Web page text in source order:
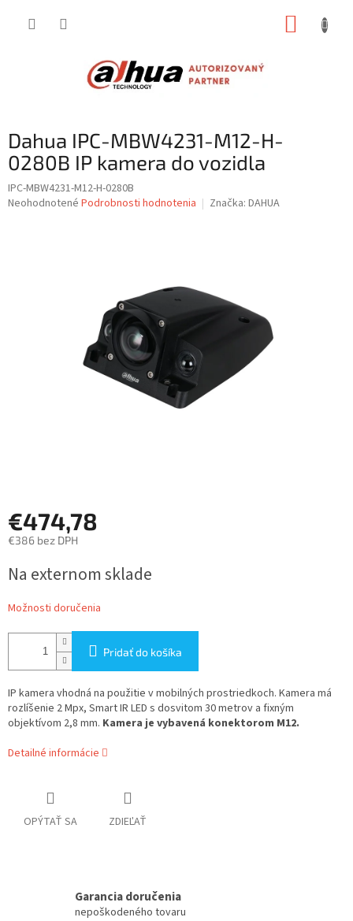
Dahua IPC-MBW4231-M12-H-
0280B IP kamera do vozidla
IPC-MBW4231-M12-H-0280B
Priemerné
Neohodnotené Podrobnosti hodnotenia Značka: DAHUA
€474,78
€386 bez DPH
cena:
Na externom sklade
Možnosti doručenia
Pridať do košíka
IP kamera vhodná na použitie v mobilných prostriedkoch. Kamera má
rozlíšenie 2 Mpx, Smart IR LED s dosvitom 30 metrov a fixným
objektívom 2,8 mm. Kamera je vybavená konektorom M12.
Detailné informácie
OPÝTAŤ SA ZDIEĽAŤ
Garancia doručenia
nepoškodeného tovaru